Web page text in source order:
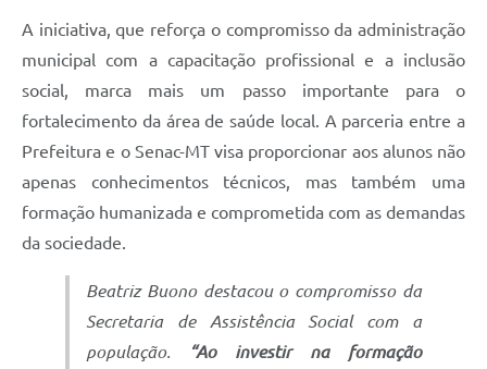
A iniciativa, que reforça o compromisso da administração
municipal com a capacitação profissional e a inclusão
social, marca mais um passo importante para o
fortalecimento da área de saúde local. A parceria entre a
Prefeitura e o Senac-MT visa proporcionar aos alunos não
apenas conhecimentos técnicos, mas também uma
formação humanizada e comprometida com as demandas
da sociedade.
Beatriz Buono destacou o compromisso da
Secretaria de Assistência Social com a
população.
“Ao investir na formação